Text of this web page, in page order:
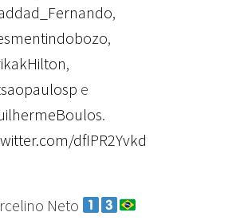
,
,
,
e
.
dfIPR2Yvkd
Neto